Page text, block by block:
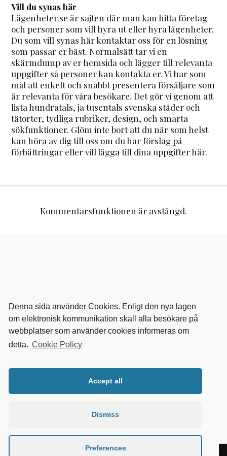
Vill du synas här
Lägenheter.se är sajten där man kan hitta företag
och personer som vill hyra ut eller hyra lägenheter.
Du som vill synas här kontaktar oss för en lösning
som passar er bäst. Normalsätt tar vi en
skärmdump av er hemsida och lägger till relevanta
uppgifter så personer kan kontakta er. Vi har som
mål att enkelt och snabbt presentera försäljare som
är relevanta för våra besökare. Det gör vi genom att
lista hundratals, ja tusentals svenska städer och
tätorter, tydliga rubriker, design, och smarta
sökfunktioner. Glöm inte bort att du när som helst
kan höra av dig till oss om du har förslag på
förbättringar eller vill lägga till dina uppgifter här.
Kommentarsfunktionen är avstängd.
Denna sida använder Cookies. Enligt den nya lagen
om elektronisk kommunikation skall alla besökare på
webbplatser som använder cookies informeras om
detta. Cookie Policy
Accept all
Dismiss
Preferences